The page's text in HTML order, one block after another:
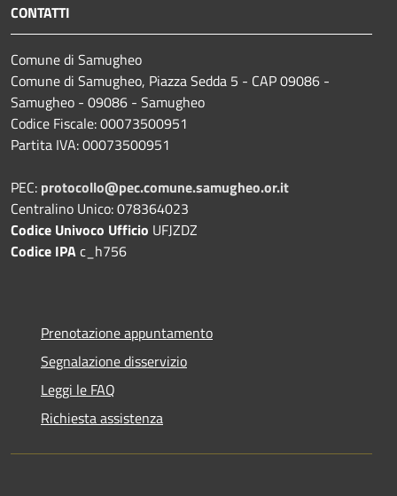
CONTATTI
Comune di Samugheo
Comune di Samugheo, Piazza Sedda 5 - CAP 09086 -
Samugheo - 09086 - Samugheo
Codice Fiscale: 00073500951
Partita IVA: 00073500951
PEC: protocollo@pec.comune.samugheo.or.it
Centralino Unico: 078364023
Codice Univoco Ufficio UFJZDZ
Codice IPAc_h756
Prenotazione appuntamento
Segnalazione disservizio
Leggi le FAQ
Richiesta assistenza